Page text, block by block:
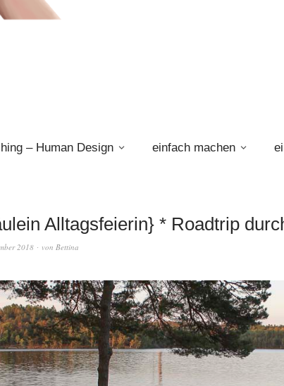
– Human Design einfach machen
Alltagsfeierin} * Roadtrip
2018 von Bettina